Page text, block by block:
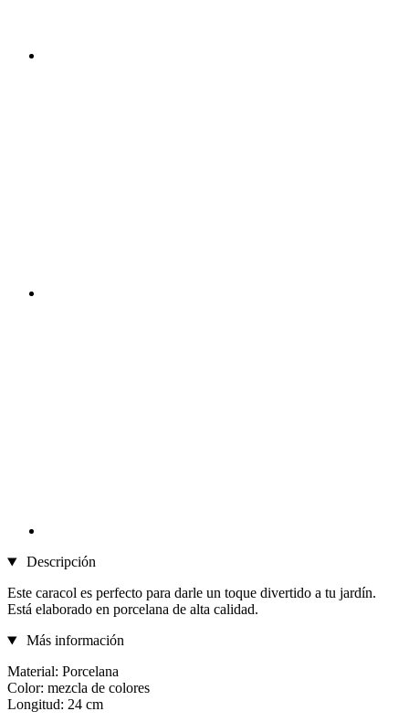
Descripción
Este caracol es perfecto para darle un toque divertido a tu jardín.
Está elaborado en porcelana de alta calidad.
Más información
Material: Porcelana
Color: mezcla de colores
Longitud: 24 cm